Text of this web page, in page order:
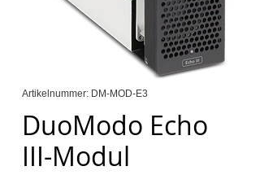
Artikelnummer: DM-MOD-E3
DuoModo Echo
III-Modul